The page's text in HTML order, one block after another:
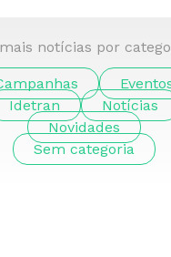
notícias por
Idetran
Notícias
Novidades
Sem categoria